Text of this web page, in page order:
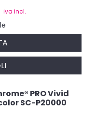
iva incl.
PRO Vivid
SC-P20000